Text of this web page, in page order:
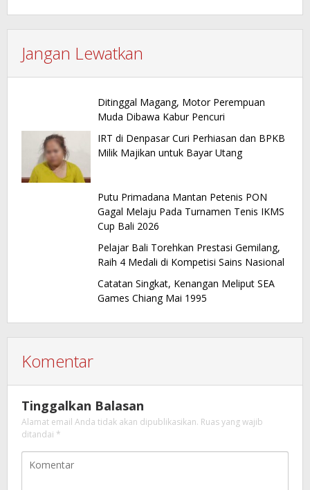
Jangan Lewatkan
Ditinggal Magang, Motor Perempuan
Muda Dibawa Kabur Pencuri
IRT di Denpasar Curi Perhiasan dan BPKB
Milik Majikan untuk Bayar Utang
Putu Primadana Mantan Petenis PON
Gagal Melaju Pada Turnamen Tenis IKMS
Cup Bali 2026
Pelajar Bali Torehkan Prestasi Gemilang,
Raih 4 Medali di Kompetisi Sains Nasional
Catatan Singkat, Kenangan Meliput SEA
Games Chiang Mai 1995
Komentar
Tinggalkan Balasan
Alamat email Anda tidak akan dipublikasikan. Ruas yang wajib
ditandai *